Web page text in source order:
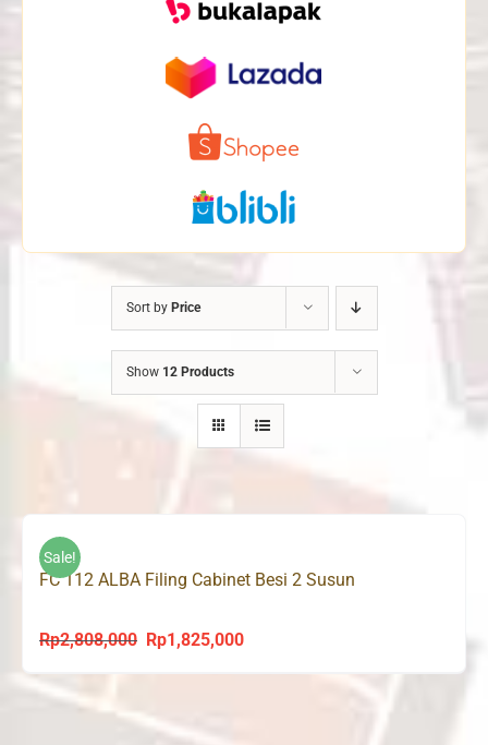
Sort by Price
Show 12 Products
Sale!
FC 112 ALBA Filing Cabinet Besi 2 Susun
Rp2,808,000
Original
Rp2,808,000.
Rp1,825,000Current